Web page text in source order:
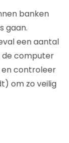
banken
gaan.
een aantal
de computer
controleer
om zo veilig